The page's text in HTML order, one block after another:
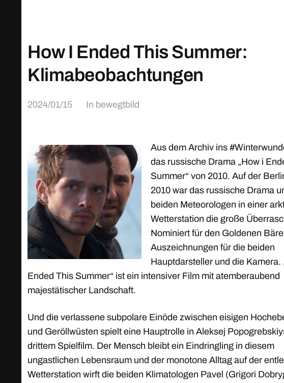
How I Ended This Summer:
Klimabeobachtungen
2024/01/15 In bewegtbild
Aus dem Archiv ins
das russische Drama „How i
Summer“ von 2010. Auf der
2010 war das russische Drama
beiden Meteorologen in einer
Wetterstation die große
Nominiert für den Goldenen
Auszeichnungen für die beiden
Hauptdarsteller und die Kamera.
Ended This Summer“ ist ein intensiver Film mit atemberaubend
majestätischer Landschaft.
Und die verlassene subpolare Einöde zwischen eisigen
und Geröllwüsten spielt eine Hauptrolle in Aleksej
drittem Spielfilm. Der Mensch bleibt ein Eindringling in diesem
ungastlichen Lebensraum und der monotone Alltag auf der
Wetterstation wirft die beiden Klimatologen Pavel (Grigori